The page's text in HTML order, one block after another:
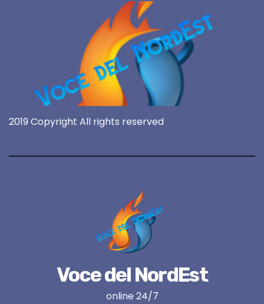
2019 Copyright All rights reserved
Voce del NordEst
online 24/7